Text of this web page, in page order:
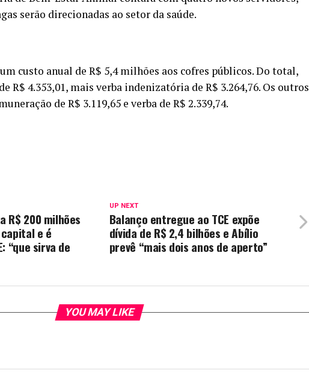
serão direcionadas ao setor da saúde.
custo anual de R$ 5,4 milhões aos cofres públicos. Do total,
R$ 4.353,01, mais verba indenizatória de R$ 3.264,76. Os outros
de R$ 3.119,65 e verba de R$ 2.339,74.
UP NEXT
Balanço entregue ao TCE expõe
dívida de R$ 2,4 bilhões e Abílio
prevê “mais dois anos de aperto”
R$ 200 milhões
e é
“que sirva de
YOU MAY LIKE